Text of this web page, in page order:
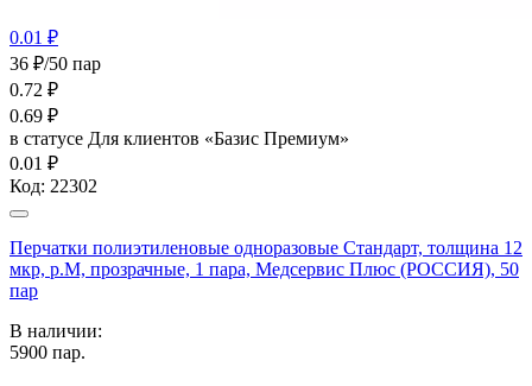
0.01 ₽
36 ₽/50 пар
0.72 ₽
0.69 ₽
в статусе Для клиентов «Базис Премиум»
0.01 ₽
Код: 22302
Перчатки полиэтиленовые одноразовые Стандарт, толщина 12
мкр, р.М, прозрачные, 1 пара, Медсервис Плюс (РОССИЯ), 50
пар
В наличии:
5900 пар.